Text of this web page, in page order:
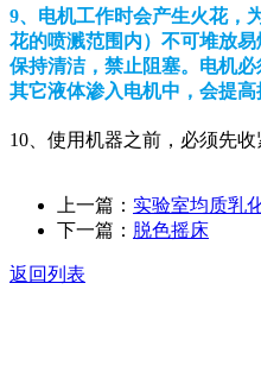
9、电机工作时会产生火花，
花的喷溅范围内）不可堆放
保持清洁，禁止阻塞。电机
其它液体渗入电机中，会提高
10、使用机器之前，必须先收
上一篇： 实验室均质乳
下一篇： 脱色摇床
返回列表